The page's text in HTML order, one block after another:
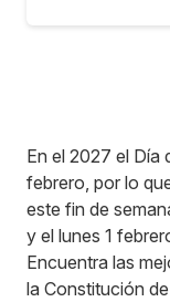
En el 2027 el Día
febrero, por lo
este fin de
y el lunes 1
Encuentra las
la Constitución